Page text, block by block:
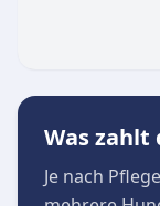
Was zahlt
Je nach